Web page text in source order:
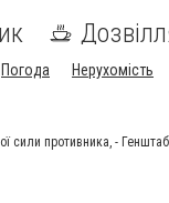
Погода Нерухомість
сили противника, - Генштаб